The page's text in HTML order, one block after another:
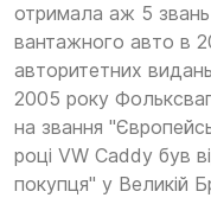
отримала аж 5
вантажного авто в
авторитетних
2005 року
на звання
році VW Caddy був
покупця" у Великій